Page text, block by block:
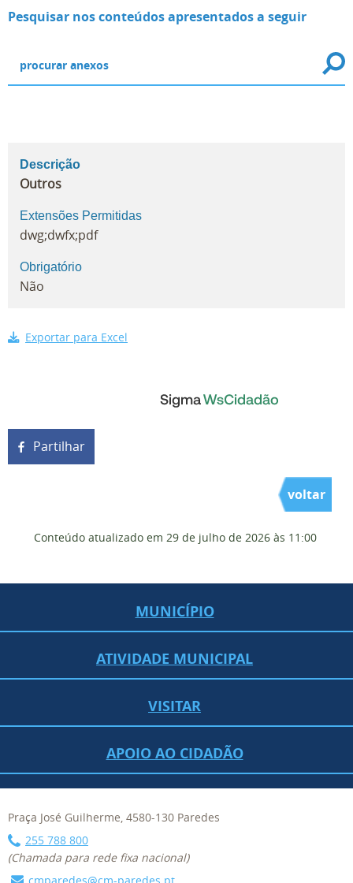
Pesquisar nos conteúdos apresentados a seguir
Descrição
Outros
Extensões Permitidas
dwg;dwfx;pdf
Obrigatório
Não
Exportar para Excel
Partilhar
voltar
Conteúdo atualizado em 29 de julho de 2026 às 11:00
MUNICÍPIO
ATIVIDADE MUNICIPAL
VISITAR
APOIO AO CIDADÃO
Praça José Guilherme, 4580-130 Paredes
255 788 800
(Chamada para rede fixa nacional)
cmparedes@cm-paredes.pt